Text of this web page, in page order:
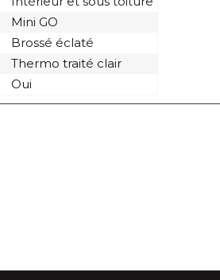
Mini GO
Brossé éclaté
Thermo traité clair
Oui